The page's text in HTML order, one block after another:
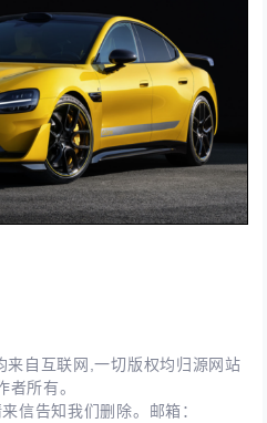
来自互联网,一切版权均归源网站
者所有。
信告知我们删除。邮箱：